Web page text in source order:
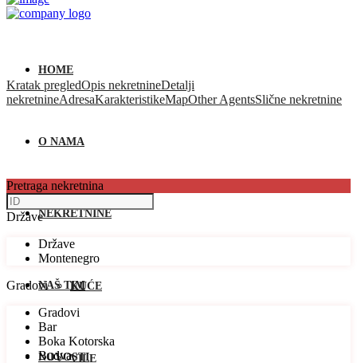
HOME
O NAMA
NEKRETNINE
KUĆE
VILE
NAŠ TIM
NOVOSTI
Kratak pregledOpis nekretnineDetalji
nekretnineAdresaKarakteristikeMapOther AgentsSlične nekretnine
Pretraga nekretnina
Države
Države
Montenegro
Gradovi
Gradovi
Bar
Boka Kotorska
Budva